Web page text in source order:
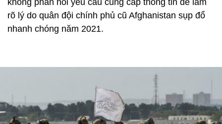
rõ lý do quân đội chính phủ cũ Afghanistan sụp đổ
nhanh chóng năm 2021.